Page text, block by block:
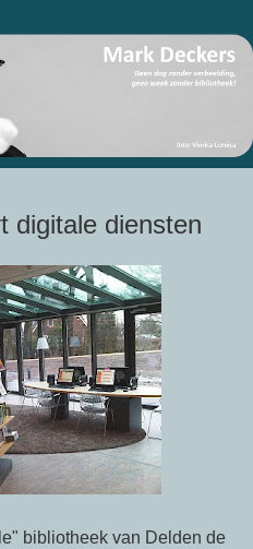
digitale diensten
bibliotheek van Delden de